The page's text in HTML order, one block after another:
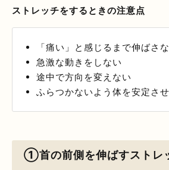
ストレッチをするときの注意点
「痛い」と感じるまで伸ばさ
急激な動きをしない
途中で方向を変えない
ふらつかないよう体を安定さ
①首の前側を伸ばすストレ